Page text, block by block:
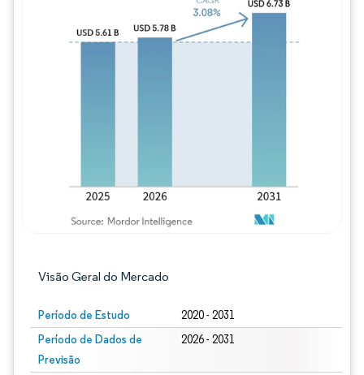
Visão Geral do Mercado
Período de Estudo 2020 - 2031
Período de Dados de
Previsão
2026 - 2031